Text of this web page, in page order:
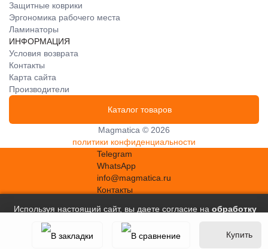
Купить
Защитные коврики
Эргономика рабочего места
Ламинаторы
ИНФОРМАЦИЯ
Условия возврата
Контакты
Карта сайта
Производители
Каталог товаров
Magmatica © 2026
политики конфиденциальности
Telegram
WhatsApp
info@magmatica.ru
Контакты
Используя настоящий сайт, вы даете согласие на обработку
файлов сookie
, в соответствии с
обработки персональных данных.